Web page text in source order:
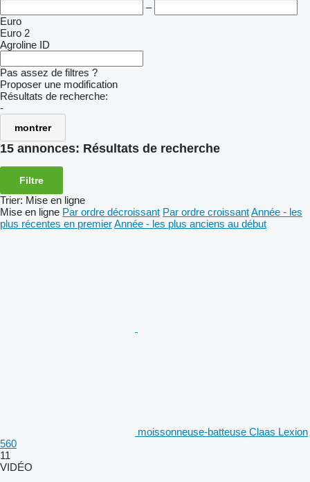
–
Euro
Euro 2
Agroline ID
Pas assez de filtres ?
Proposer une modification
Résultats de recherche:
-
montrer
15 annonces: Résultats de recherche
Filtre
Trier: Mise en ligne
Mise en ligne Par ordre décroissant Par ordre croissantAnnée - les
plus récentes en premierAnnée - les plus anciens au début
moissonneuse-batteuse Claas Lexion
560
11
VIDÉO